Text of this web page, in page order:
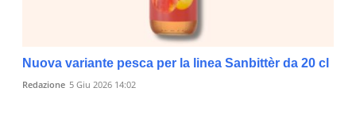
Nuova variante pesca per la linea Sanbittèr da 20 cl
Redazione 5 Giu 2026 14:02